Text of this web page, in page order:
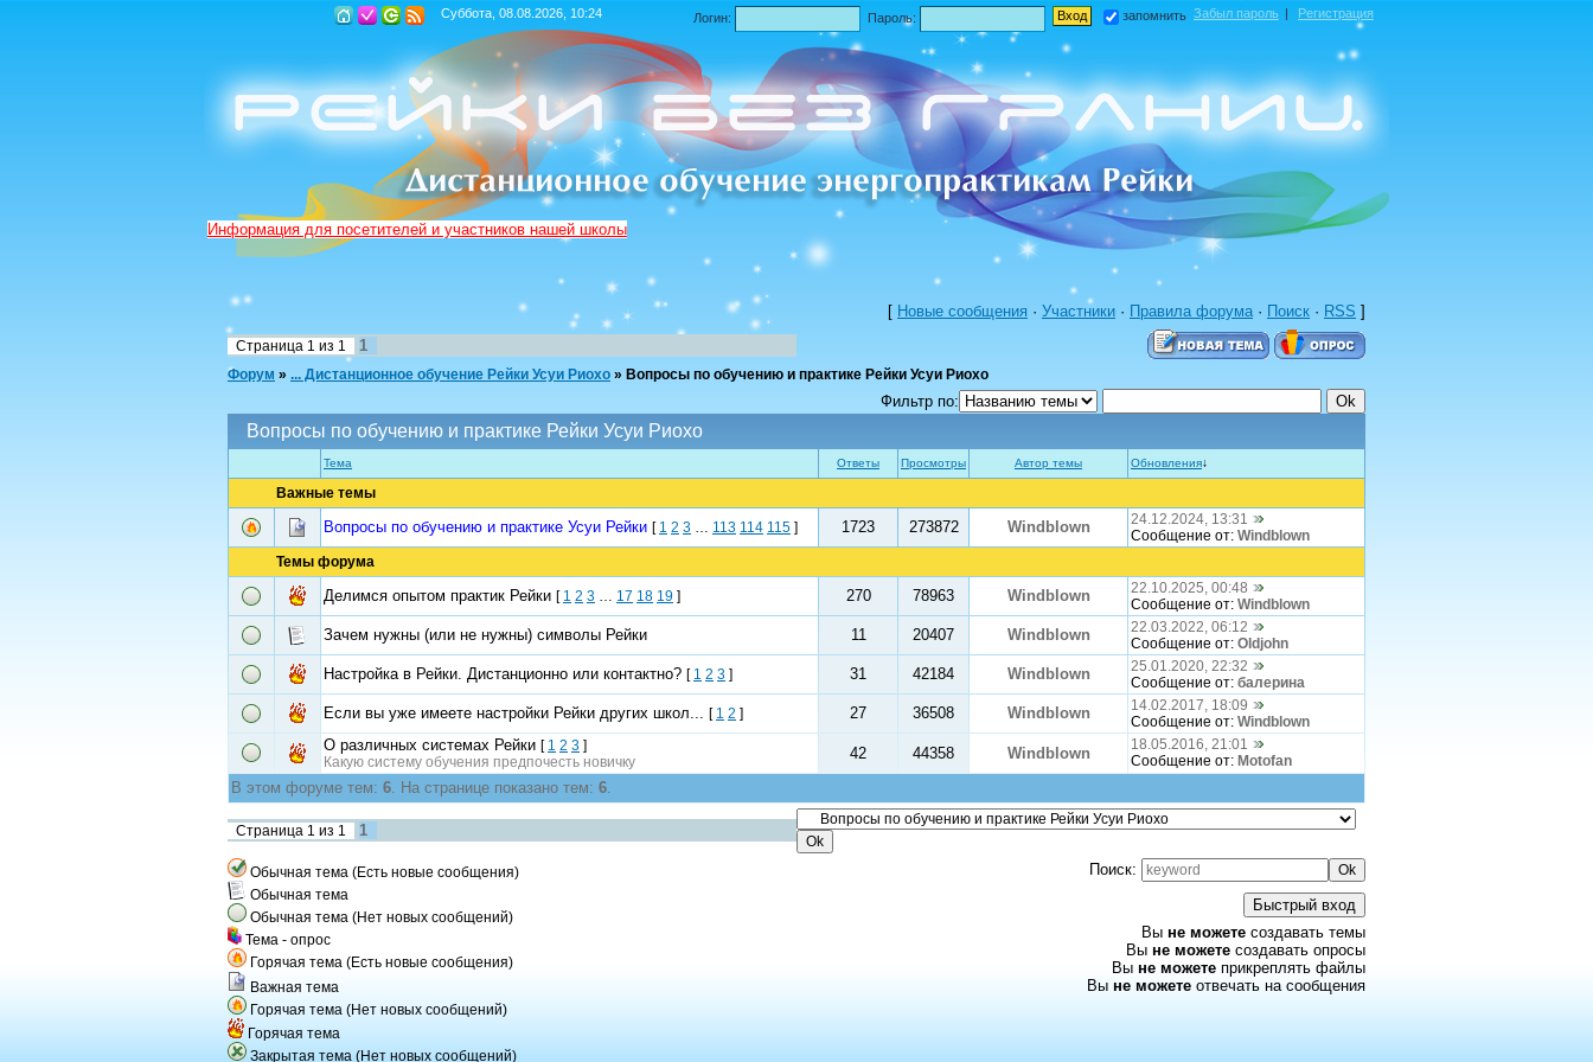
Суббота, 08.08.2026, 10:24 Логин: Пароль: запомнить Забыл пароль | Регистрация
Информация для посетителей и участников нашей школы
[ Новые сообщения · Участники · Правила форума · Поиск · RSS ]
Страница 1 из 1 1
Форум » ... Дистанционное обучение Рейки Усуи Риохо » Вопросы по обучению и практике Рейки Усуи Риохо
Фильтр по:
Вопросы по обучению и практике Рейки Усуи Риохо
Тема Ответы Просмотры Автор темы Обновления↓
Важные темы
Вопросы по обучению и практике Усуи Рейки [ 1 2 3 113 114 115 ] 1723 273872 Windblown
24.12.2024, 13:31
Сообщение от: Windblown
Темы форума
Делимся опытом практик Рейки [ 1 2 3 17 18 19 ] 270 78963 Windblown
22.10.2025, 00:48
Сообщение от: Windblown
Зачем нужны (или не нужны) символы Рейки 11 20407 Windblown
22.03.2022, 06:12
Сообщение от: Oldjohn
Настройка в Рейки. Дистанционно или контактно? [ 1 2 3 ] 31 42184 Windblown
25.01.2020, 22:32
Сообщение от: балерина
Если вы уже имеете настройки Рейки других школ... [ 1 2 ] 27 36508 Windblown
14.02.2017, 18:09
Сообщение от: Windblown
О различных системах Рейки [ 1 2 3 ]
Какую систему обучения предпочесть новичку
42 44358 Windblown
18.05.2016, 21:01
Сообщение от: Motofan
В этом форуме тем: 6 . На странице показано тем: 6
Страница 1 из 1 1
Обычная тема (Есть новые сообщения)
Обычная тема
Обычная тема (Нет новых сообщений)
Тема - опрос
Горячая тема (Есть новые сообщения)
Важная тема
Горячая тема (Нет новых сообщений)
Горячая тема
Закрытая тема (Нет новых сообщений)
Поиск:
Вы не можете создавать темы
Вы не можете создавать опросы
Вы не можете прикреплять файлы
Вы не можете отвечать на сообщения